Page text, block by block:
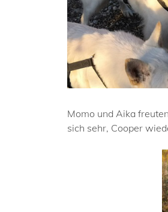
Momo und Aika
sich sehr, Cooper